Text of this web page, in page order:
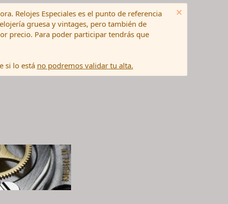
Relojes Especiales es el punto de referencia
gruesa y vintages, pero también de
precio. Para poder participar tendrás que
si lo está no podremos validar tu alta.